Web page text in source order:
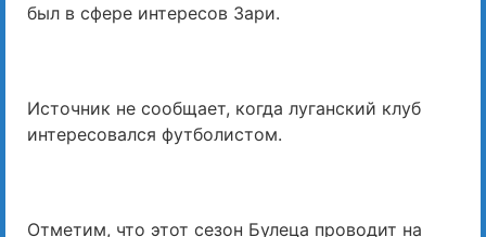
был в сфере интересов Зари.
Источник не сообщает, когда луганский клуб
интересовался футболистом.
Отметим, что этот сезон Булеца проводит на